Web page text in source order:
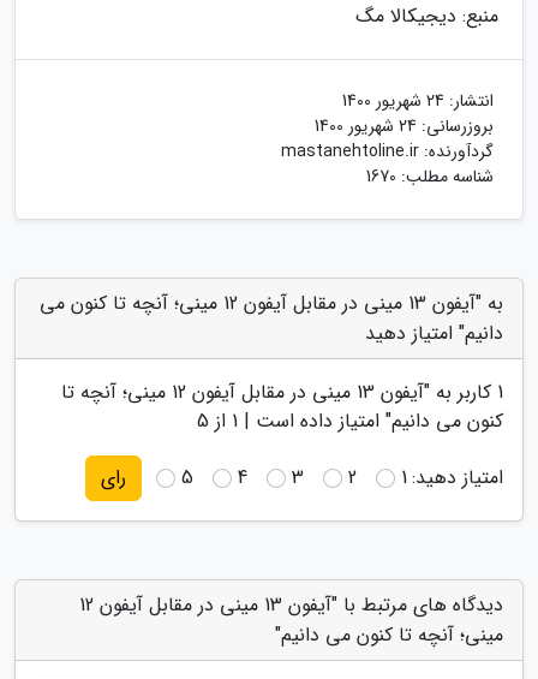
منبع: دیجیکالا مگ
انتشار: 24 شهریور 1400
بروزرسانی: 24 شهریور 1400
گردآورنده: mastanehtoline.ir
شناسه مطلب: 1670
به "آیفون 13 مینی در مقابل آیفون 12 مینی؛ آنچه تا کنون می
دانیم" امتیاز دهید
1 کاربر به "
آیفون 13 مینی در مقابل آیفون 12 مینی؛ آنچه تا
کنون می دانیم" امتیاز داده است | 1 از 5
امتیاز دهید:1
2
3
4
5 رای
دیدگاه های مرتبط با "آیفون 13 مینی در مقابل آیفون 12
مینی؛ آنچه تا کنون می دانیم"